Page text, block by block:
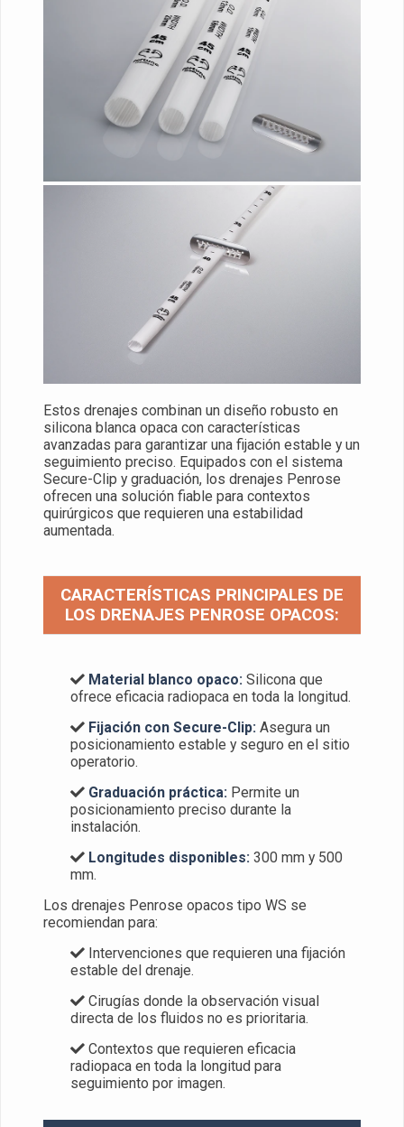
Estos drenajes combinan un diseño robusto en
silicona blanca opaca con características
avanzadas para garantizar una fijación estable y un
seguimiento preciso. Equipados con el sistema
Secure-Clip y graduación, los drenajes Penrose
ofrecen una solución fiable para contextos
quirúrgicos que requieren una estabilidad
aumentada.
CARACTERÍSTICAS PRINCIPALES DE
LOS DRENAJES PENROSE OPACOS:
Material blanco opaco: Silicona que
ofrece eficacia radiopaca en toda la longitud.
Fijación con Secure-Clip: Asegura un
posicionamiento estable y seguro en el sitio
operatorio.
Graduación práctica: Permite un
posicionamiento preciso durante la
instalación.
Longitudes disponibles: 300 mm y 500
mm.
Los drenajes Penrose opacos tipo WS se
recomiendan para:
Intervenciones que requieren una fijación
estable del drenaje.
Cirugías donde la observación visual
directa de los fluidos no es prioritaria.
Contextos que requieren eficacia
radiopaca en toda la longitud para
seguimiento por imagen.